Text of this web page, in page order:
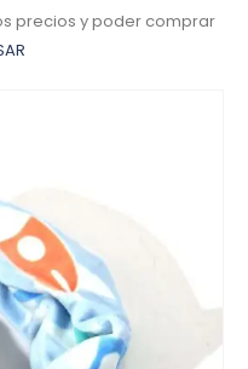
precios y poder comprar